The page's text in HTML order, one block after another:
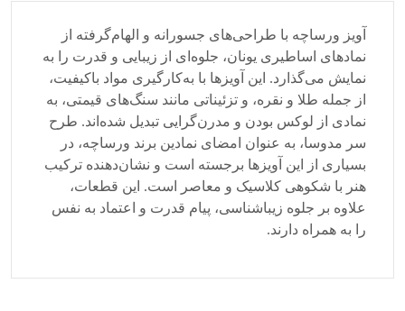
آویز ورساچه با طراحی‌های جسورانه و الهام‌گرفته از
نمادهای اساطیری یونان، جلوه‌ای از زیبایی و قدرت را به
نمایش می‌گذارد. این آویزها با به‌کارگیری مواد باکیفیت،
از جمله طلا و نقره، و تزئیناتی مانند سنگ‌های قیمتی، به
نمادی از لوکس بودن و مدرن‌گرایی تبدیل شده‌اند. طرح
سر مدوسا، به عنوان امضای نمادین برند ورساچه، در
بسیاری از این آویزها برجسته است و نشان‌دهنده ترکیب
هنر با شکوهی کلاسیک و معاصر است. این قطعات،
علاوه بر جلوه زیباشناسی، پیام قدرت و اعتماد به نفس
را به همراه دارند.